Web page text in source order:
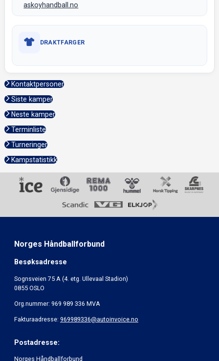
askoyhandball.no
DRAKTFARGER
Kontaktpersoner
Siste kamper
Neste kamper
Terminliste
Turneringer
Kampstatistikk
Norges Håndballforbund
Besøksadresse
Sognsveien 75 A (4. etg. Ullevaal Stadion)
0855 OSLO
Org.nummer: 969 989 336 MVA
Fakturaadresse: 969989336@autoinvoice.no
Postadresse:
Norges Håndballforbund